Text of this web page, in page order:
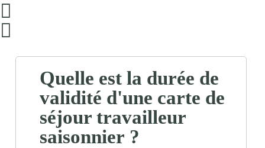
Quelle est la durée de
validité d'une carte de
séjour travailleur
saisonnier ?